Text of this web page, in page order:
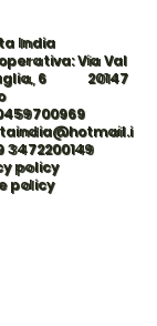
India
Via Val
6 20147
3472200149
policy
policy